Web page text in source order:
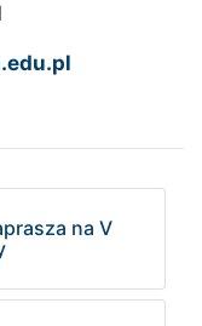
na V